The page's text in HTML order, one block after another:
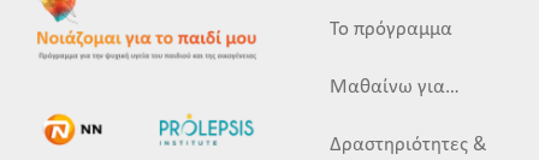
Το πρόγραμμα
Μαθαίνω για…
Δραστηριότητες &